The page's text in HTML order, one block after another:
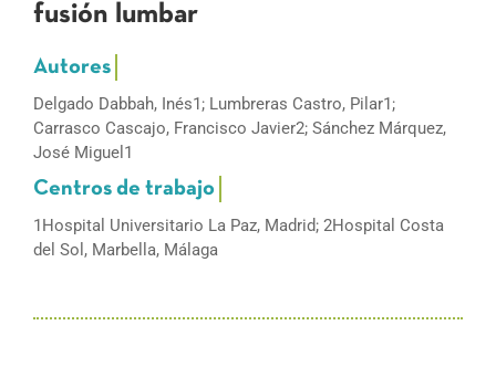
fusión lumbar
Delgado Dabbah, Inés1; Lumbreras Castro, Pilar1;
Carrasco Cascajo, Francisco Javier2; Sánchez Márquez,
José Miguel1
1Hospital Universitario La Paz, Madrid; 2Hospital Costa
del Sol, Marbella, Málaga